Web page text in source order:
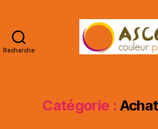
Recherche
Catégorie :